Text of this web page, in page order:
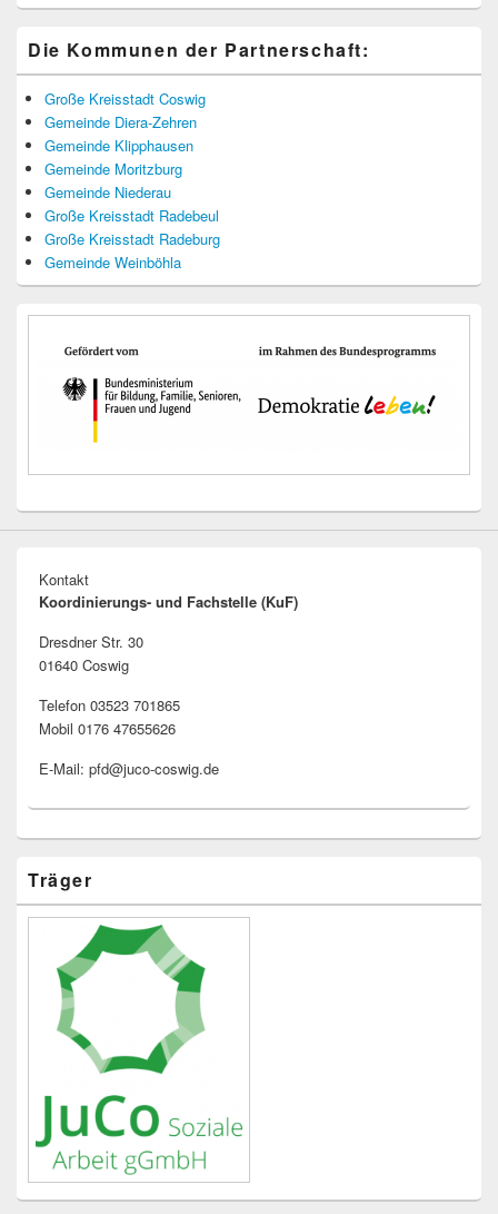
Die Kommunen der Partnerschaft:
Große Kreisstadt Coswig
Gemeinde Diera-Zehren
Gemeinde Klipphausen
Gemeinde Moritzburg
Gemeinde Niederau
Große Kreisstadt Radebeul
Große Kreisstadt Radeburg
Gemeinde Weinböhla
Kontakt
Koordinierungs- und Fachstelle (KuF)
Dresdner Str. 30
01640 Coswig
Telefon 03523 701865
Mobil 0176 47655626
E-Mail: pfd@juco-coswig.de
Träger